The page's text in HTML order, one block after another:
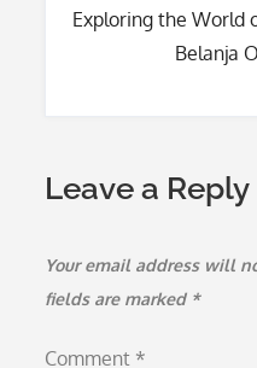
Exploring the World
Belanja
Leave a Reply
Your email address will
fields are marked *
Comment *